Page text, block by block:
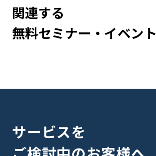
関連する
無料セミナー・イベント
サービスを